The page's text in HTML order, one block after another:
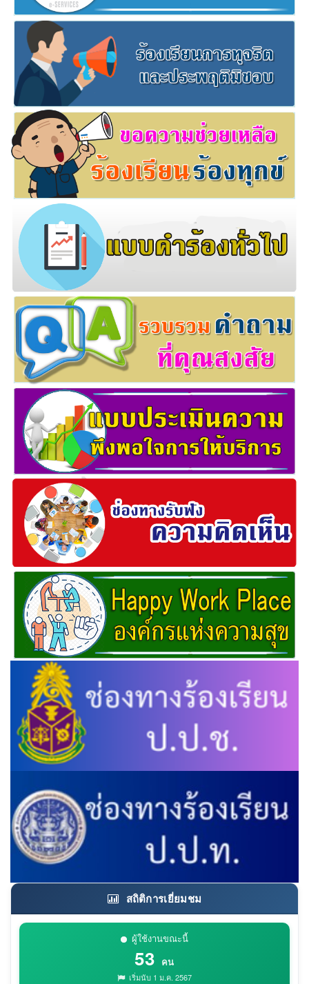
สถิติการเยี่ยมชม
ผู้ใช้งานขณะนี้
53 คน
เริ่มนับ 1 ม.ค. 2567